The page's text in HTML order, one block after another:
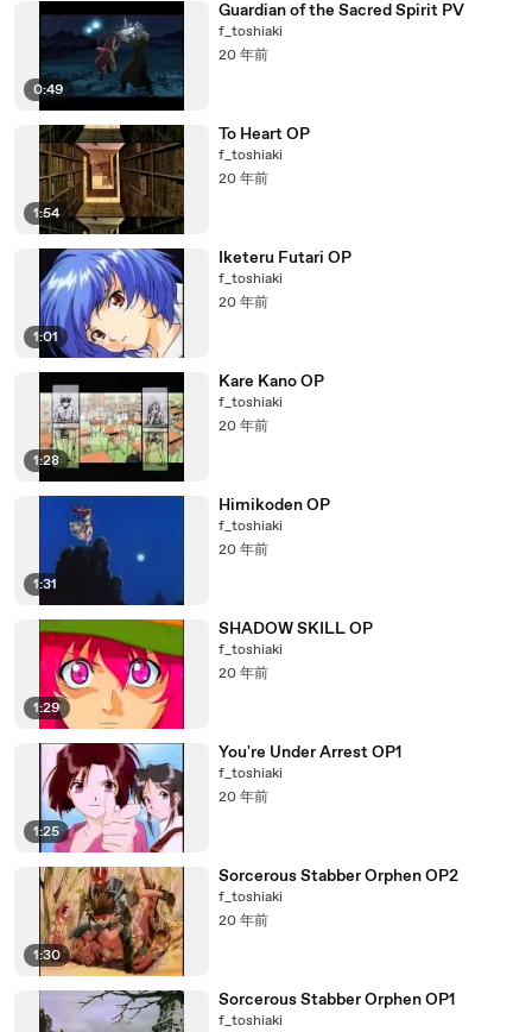
0:49
Guardian of the Sacred Spirit PV
f_toshiaki
20 年前
1:54
To Heart OP
f_toshiaki
20 年前
1:01
Iketeru Futari OP
f_toshiaki
20 年前
1:28
Kare Kano OP
f_toshiaki
20 年前
1:31
Himikoden OP
f_toshiaki
20 年前
1:29
SHADOW SKILL OP
f_toshiaki
20 年前
1:25
You're Under Arrest OP1
f_toshiaki
20 年前
1:30
Sorcerous Stabber Orphen OP2
f_toshiaki
20 年前
Sorcerous Stabber Orphen OP1
f_toshiaki